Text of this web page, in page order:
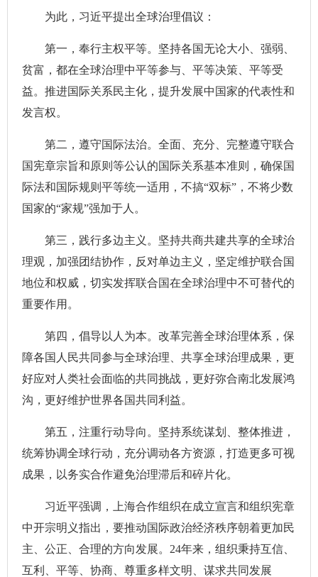
为此，习近平提出全球治理倡议：
第一，奉行主权平等。坚持各国无论大小、强弱、
贫富，都在全球治理中平等参与、平等决策、平等受
益。推进国际关系民主化，提升发展中国家的代表性和
发言权。
第二，遵守国际法治。全面、充分、完整遵守联合
国宪章宗旨和原则等公认的国际关系基本准则，确保国
际法和国际规则平等统一适用，不搞“双标”，不将少数
国家的“家规”强加于人。
第三，践行多边主义。坚持共商共建共享的全球治
理观，加强团结协作，反对单边主义，坚定维护联合国
地位和权威，切实发挥联合国在全球治理中不可替代的
重要作用。
第四，倡导以人为本。改革完善全球治理体系，保
障各国人民共同参与全球治理、共享全球治理成果，更
好应对人类社会面临的共同挑战，更好弥合南北发展鸿
沟，更好维护世界各国共同利益。
第五，注重行动导向。坚持系统谋划、整体推进，
统筹协调全球行动，充分调动各方资源，打造更多可视
成果，以务实合作避免治理滞后和碎片化。
习近平强调，上海合作组织在成立宣言和组织宪章
中开宗明义指出，要推动国际政治经济秩序朝着更加民
主、公正、合理的方向发展。24年来，组织秉持互信、
互利、平等、协商、尊重多样文明、谋求共同发展